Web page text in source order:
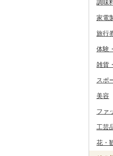
イ
海
マ
柿
そ
豆
泡
ワ
そ
果
焼
プ
羊
う
惣
鍋
豆
缶
調味
塩
酢
だ
は
家電
カ
旅行
体験
雑貨
寝
スポ
ゴ
美容
ス
ファ
鞄
工芸
花・